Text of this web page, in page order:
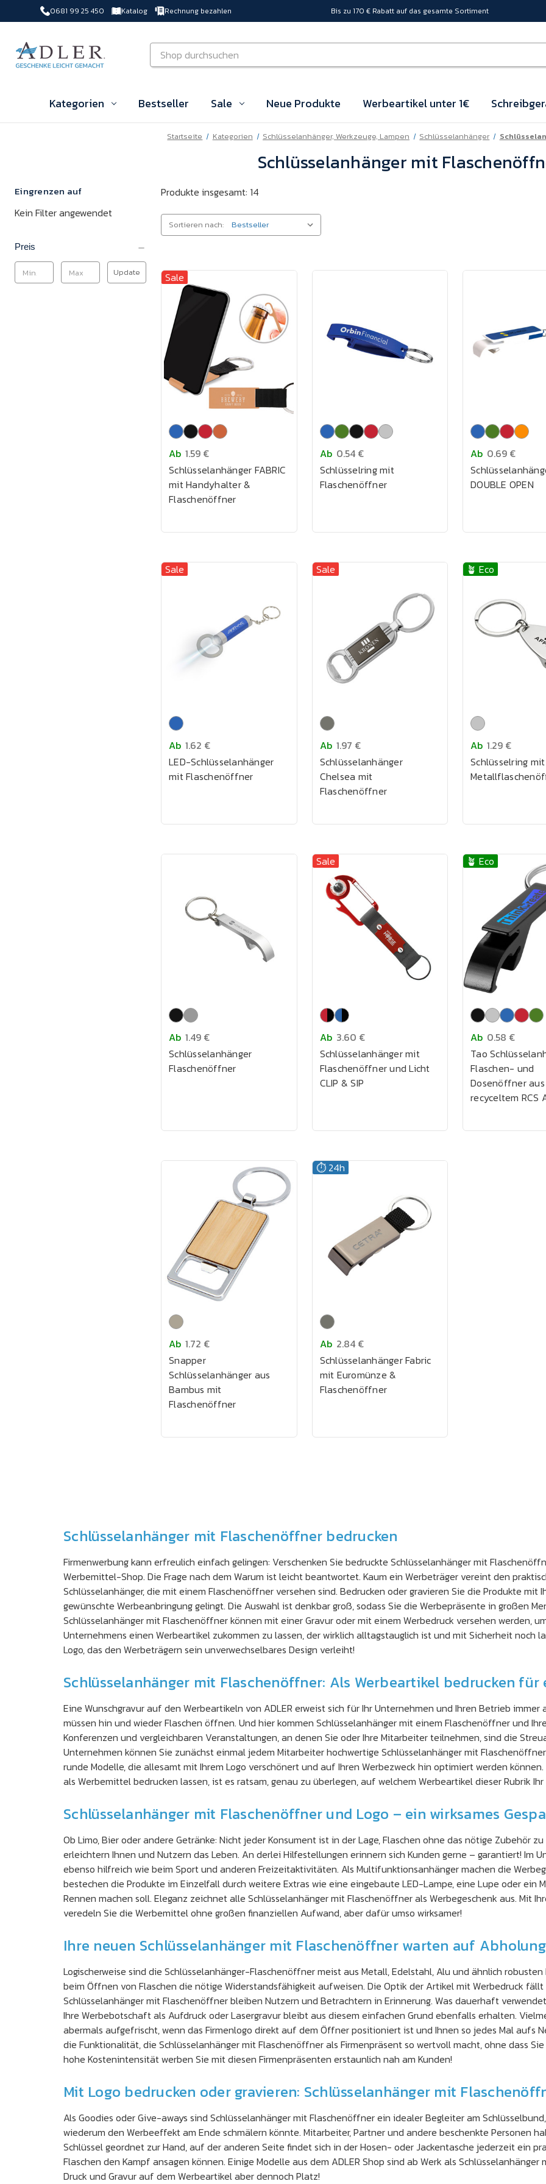
0681 99 25 450 Katalog Rechnung bezahlen Bis zu 170 € Rabatt auf das gesamte Sortiment
Suchen
Kategorien Bestseller Sale Neue Produkte Werbeartikel unter 1€
Startseite Kategorien Schlüsselanhänger, Werkzeuge, Lampen Schlüsselanhänger
Schlüsselanhänger mit
Eingrenzen auf
Kein Filter angewendet
Preis
Update
Produkte insgesamt: 14
Sortieren nach:
Sale
Ab 1.59 €
Schlüsselanhänger FABRIC
mit Handyhalter &
Flaschenöffner
Ab 0.54 €
Schlüsselring mit
Flaschenöffner
Ab 0.69 €
DOUBLE OPEN
Sale
Ab 1.62 €
LED-Schlüsselanhänger
mit Flaschenöffner
Sale
Ab 1.97 €
Schlüsselanhänger
Chelsea mit
Flaschenöffner
🪴 Eco
Ab 1.29 €
Schlüsselring mit
Ab 1.49 €
Schlüsselanhänger
Flaschenöffner
Sale
Ab 3.60 €
Schlüsselanhänger mit
Flaschenöffner und Licht
CLIP & SIP
🪴 Eco
Ab 0.58 €
Tao
Flaschen- und
Dosenöffner aus
recyceltem RCS
Ab 1.72 €
Snapper
Schlüsselanhänger aus
Bambus mit
Flaschenöffner
⏱️ 24h
Ab 2.84 €
Schlüsselanhänger Fabric
mit Euromünze &
Flaschenöffner
Schlüsselanhänger mit Flaschenöffner bedrucken
Firmenwerbung kann erfreulich einfach gelingen: Verschenken Sie bedruckte Schlüsselanhänger mit
Werbemittel-Shop. Die Frage nach dem Warum ist leicht beantwortet. Kaum ein Werbeträger vereint den
Schlüsselanhänger, die mit einem Flaschenöffner versehen sind. Bedrucken oder gravieren Sie die Produkte mit
gewünschte Werbeanbringung gelingt. Die Auswahl ist denkbar groß, sodass Sie die Werbepräsente in großen
Schlüsselanhänger mit Flaschenöffner können mit einer Gravur oder mit einem Werbedruck versehen werden,
Unternehmens einen Werbeartikel zukommen zu lassen, der wirklich alltagstauglich ist und mit Sicherheit noch
Logo, das den Werbeträgern sein unverwechselbares Design verleiht!
Schlüsselanhänger mit Flaschenöffner: Als Werbeartikel bedrucken für
Eine Wunschgravur auf den Werbeartikeln von ADLER erweist sich für Ihr Unternehmen und Ihren Betrieb immer
müssen hin und wieder Flaschen öffnen. Und hier kommen Schlüsselanhänger mit einem Flaschenöffner und
Konferenzen und vergleichbaren Veranstaltungen, an denen Sie oder Ihre Mitarbeiter teilnehmen, sind die
Unternehmen können Sie zunächst einmal jedem Mitarbeiter hochwertige Schlüsselanhänger mit
runde Modelle, die allesamt mit Ihrem Logo verschönert und auf Ihren Werbezweck hin optimiert werden
als Werbemittel bedrucken lassen, ist es ratsam, genau zu überlegen, auf welchem Werbeartikel dieser Rubrik
Schlüsselanhänger mit Flaschenöffner und Logo – ein wirksames
Ob Limo, Bier oder andere Getränke: Nicht jeder Konsument ist in der Lage, Flaschen ohne das nötige Zubehör
erleichtern Ihnen und Nutzern das Leben. An derlei Hilfestellungen erinnern sich Kunden gerne – garantiert! Im
ebenso hilfreich wie beim Sport und anderen Freizeitaktivitäten. Als Multifunktionsanhänger machen die
bestechen die Produkte im Einzelfall durch weitere Extras wie eine eingebaute LED-Lampe, eine Lupe oder ein
Rennen machen soll. Eleganz zeichnet alle Schlüsselanhänger mit Flaschenöffner als Werbegeschenk aus. Mit
veredeln Sie die Werbemittel ohne großen finanziellen Aufwand, aber dafür umso wirksamer!
Ihre neuen Schlüsselanhänger mit Flaschenöffner warten auf Abholung
Logischerweise sind die Schlüsselanhänger-Flaschenöffner meist aus Metall, Edelstahl, Alu und ähnlich
beim Öffnen von Flaschen die nötige Widerstandsfähigkeit aufweisen. Die Optik der Artikel mit Werbedruck
Schlüsselanhänger mit Flaschenöffner bleiben Nutzern und Betrachtern in Erinnerung. Was dauerhaft
Ihre Werbebotschaft als Aufdruck oder Lasergravur bleibt aus diesem einfachen Grund ebenfalls erhalten.
abermals aufgefrischt, wenn das Firmenlogo direkt auf dem Öffner positioniert ist und Ihnen so jedes Mal aufs
die Funktionalität, die Schlüsselanhänger mit Flaschenöffner als Firmenpräsent so wertvoll macht, ohne dass
hohe Kostenintensität werben Sie mit diesen Firmenpräsenten erstaunlich nah am Kunden!
Mit Logo bedrucken oder gravieren: Schlüsselanhänger mit
Als Goodies oder Give-aways sind Schlüsselanhänger mit Flaschenöffner ein idealer Begleiter am
wiederum den Werbeeffekt am Ende schmälern könnte. Mitarbeiter, Partner und andere beschenkte Personen
Schlüssel geordnet zur Hand, auf der anderen Seite findet sich in der Hosen- oder Jackentasche jederzeit ein
Flaschen den Kampf ansagen können. Einige Modelle aus dem ADLER Shop sind ab Werk als
Druck und Gravur auf dem Werbeartikel aber dennoch Platz!